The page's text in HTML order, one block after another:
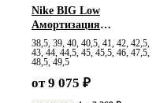
Nike BIG Low
Амортизация
Устойчивые
38,5, 39, 40, 40,5, 41, 42, 42,5,
43, 44, 44,5, 45, 45,5, 46, 47,5,
48,5, 49,5
от 9 075 ₽